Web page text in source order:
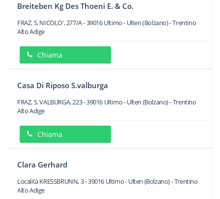
Breiteben Kg Des Thoeni E. & Co.
FRAZ. S. NICOLO', 277/A-39016Ultimo - Ulten(Bolzano) -Trentino
Alto Adige
Chiama
Casa Di Riposo S.valburga
FRAZ. S. VALBURGA, 223-39016 Ultimo - Ulten (Bolzano) -Trentino
Alto Adige
Chiama
Clara Gerhard
Località KRESSBRUNN, 3-39016 Ultimo - Ulten (Bolzano) -Trentino
Alto Adige